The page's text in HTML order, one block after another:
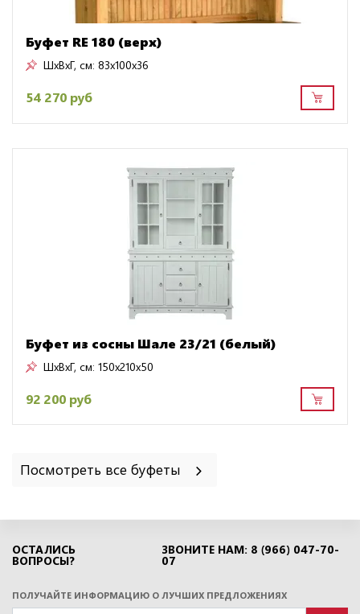
Буфет RE 180 (верх)
ШxВxГ, см: 83x100x36
54 270 руб
Буфет из сосны Шале 23/21 (белый)
ШxВxГ, см: 150x210x50
92 200 руб
Посмотреть все буфеты
ОСТАЛИСЬ
ВОПРОСЫ?
ЗВОНИТЕ НАМ: 8 (966) 047-70-
07
ПОЛУЧАЙТЕ ИНФОРМАЦИЮ О ЛУЧШИХ ПРЕДЛОЖЕНИЯХ